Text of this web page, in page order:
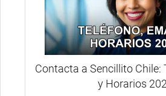
Contacta a Sencillito Chile:
y Horarios